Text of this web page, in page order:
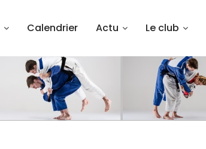
Calendrier Actu Le club